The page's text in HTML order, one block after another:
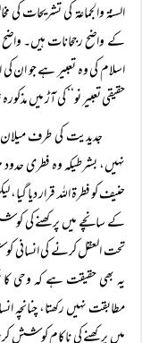
السنۃ والجماعۃ کی تشریحات
کے واضح رجحانات ہیں۔ واضح
اسلام کی وہ تعبیر ہے جو ان
حقیقی تعبیر نو‘‘ کی آڑ میں
جدیدیت کی طرف
نہیں، بشرطیکہ وہ فطری
حنیف کو فطرۃ اللہ قرار دیا
کے سانچے میں پرکھنے کی
تحت العقل کرنے کی انسانی
یہ بھی حقیقت ہے کہ وحی
مطابقت نہیں رکھتا،